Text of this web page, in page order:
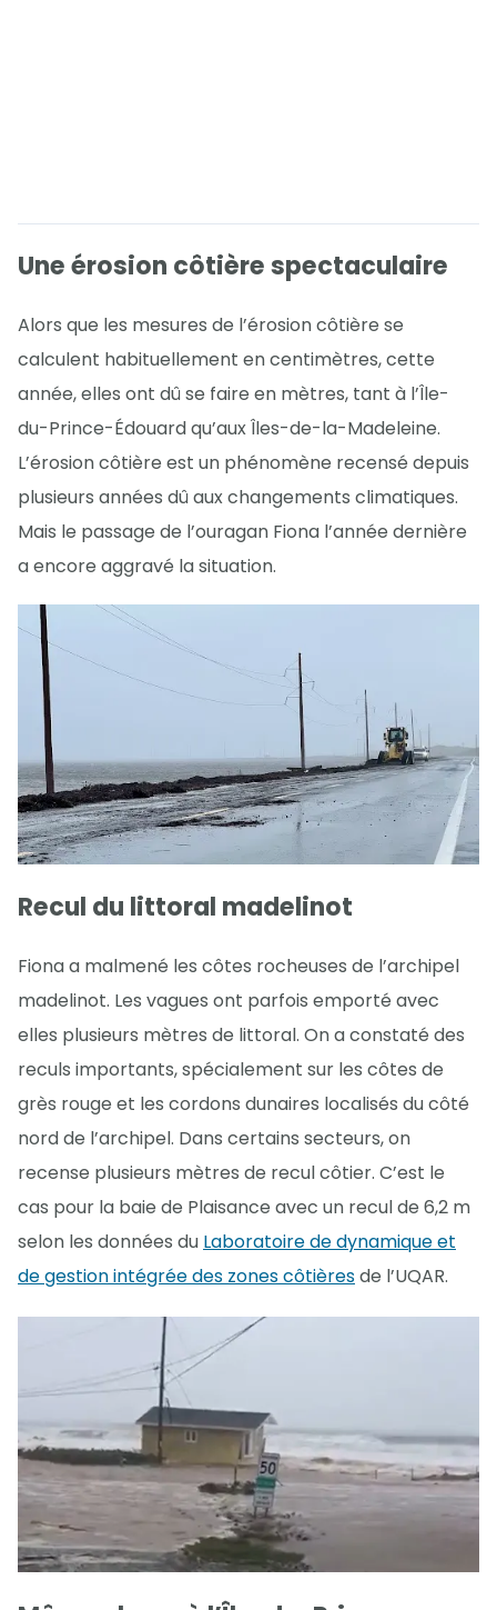
Une érosion côtière spectaculaire
Alors que les mesures de l’érosion côtière se
calculent habituellement en centimètres, cette
année, elles ont dû se faire en mètres, tant à l’Île-
du-Prince-Édouard qu’aux Îles-de-la-Madeleine.
L’érosion côtière est un phénomène recensé depuis
plusieurs années dû aux changements climatiques.
Mais le passage de l’ouragan Fiona l’année dernière
a encore aggravé la situation.
Recul du littoral madelinot
Fiona a malmené les côtes rocheuses de l’archipel
madelinot. Les vagues ont parfois emporté avec
elles plusieurs mètres de littoral. On a constaté des
reculs importants, spécialement sur les côtes de
grès rouge et les cordons dunaires localisés du côté
nord de l’archipel. Dans certains secteurs, on
recense plusieurs mètres de recul côtier. C’est le
cas pour la baie de Plaisance avec un recul de 6,2 m
selon les données du Laboratoire de dynamique et
de gestion intégrée des zones côtièresde l’UQAR.